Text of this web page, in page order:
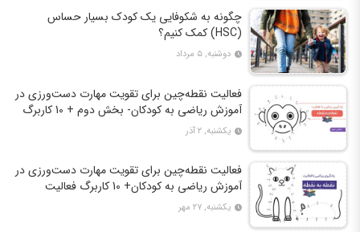
چگونه به شکوفایی یک کودک بسیار حساس
(HSC) کمک کنیم؟
دوشنبه, ۵ مرداد
فعالیت نقطه‌چین برای تقویت مهارت دست‌ورزی در
آموزش ریاضی به کودکان- بخش دوم + 10 کاربرگ
فعالیت
یکشنبه, ۲ آذر
فعالیت نقطه‌چین برای تقویت مهارت دست‌ورزی در
آموزش ریاضی به کودکان+ 10 کاربرگ فعالیت
یکشنبه, ۲۷ مهر